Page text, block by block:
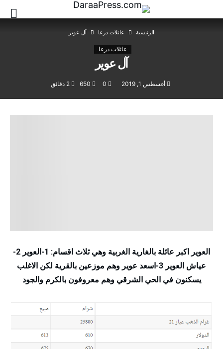
‫الرئيسية‬ عائلات درعا آل عوير
عائلات درعا
آل عوير
أغسطس 1, 2019 650 2 ‫دقائق‬
العوير اكبر عائلة بالغارية الغربية وهي ثلاث اقسام: 1-العوير 2-
عياش العوير 3-اسعد عوير وهم موزعين بالقرية لكن الاغلب
يسكنون في الحي الشرقي وهم معروفون بالكرم والجود